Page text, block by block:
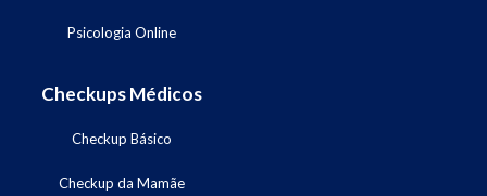
Psicologia Online
Checkups Médicos
Checkup Básico
Checkup da Mamãe